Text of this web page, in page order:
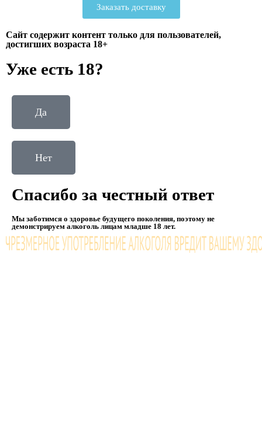
Заказать доставку
Сайт содержит контент только для пользователей,
достигших возраста 18+
Уже есть 18?
Да
Нет
Спасибо за честный ответ
Мы заботимся о здоровье будущего поколения, поэтому не
демонстрируем алкоголь лицам младше 18 лет.